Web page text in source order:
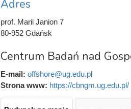
Adres
prof. Marii Janion 7
80-952 Gdańsk
Centrum Badań nad
E-mail: offshore@ug.edu.pl
Strona www: https://cbngm.ug.edu.pl/